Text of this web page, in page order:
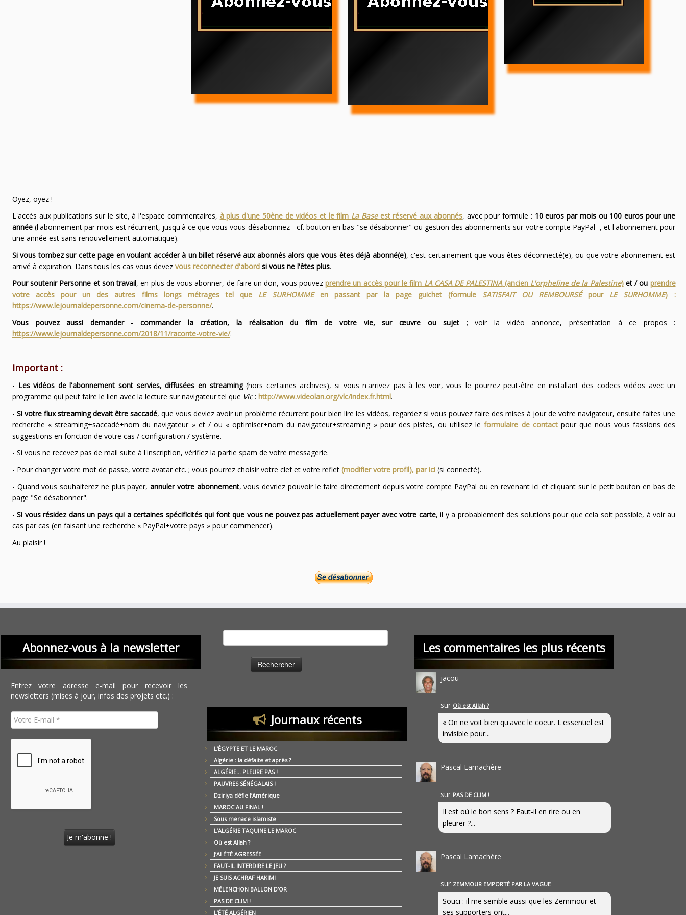
Oyez, oyez !
L'accès aux publications sur le site, à l'espace commentaires, à plus d'une 50ène de vidéos et le film La Baseest réservé aux abonnés, avec pour formule : 10 euros par mois ou 100 euros pour une
année(l'abonnement par mois est récurrent, jusqu'à ce que vous vous désabonniez - cf. bouton en bas "se désabonner" ou gestion des abonnements sur votre compte PayPal -, et l'abonnement pour
une année est sans renouvellement automatique).
Si vous tombez sur cette page en voulant accéder à un billet réservé aux abonnés alors que vous êtes déjà abonné(e), c'est certainement que vous êtes déconnecté(e), ou que votre abonnement est
arrivé à expiration. Dans tous les cas vous devez vous reconnecter d'abordsi vous ne l'êtes plus.
Pour soutenir Personne et son travail, en plus de vous abonner, de faire un don, vous pouvezprendre un accès pour le film LA CASA DE PALESTINA(ancien L'orpheline de la Palestine)et / ou prendre
votre accès pour un des autres films longs métrages tel que LE SURHOMMEen passant par la page guichet (formule SATISFAIT OU REMBOURSÉpour LE SURHOMME) :
https://www.lejournaldepersonne.com/cinema-de-personne/.
Vous pouvez aussi demander - commander la création, la réalisation du film de votre vie, sur œuvre ou sujet ; voir la vidéo annonce, présentation à ce propos :
https://www.lejournaldepersonne.com/2018/11/raconte-votre-vie/.
Important :
- Les vidéos de l'abonnement sont servies, diffusées en streaming(hors certaines archives), si vous n'arrivez pas à les voir, vous le pourrez peut-être en installant des codecs vidéos avec un
programme qui peut faire le lien avec la lecture sur navigateur tel que Vlc: http://www.videolan.org/vlc/index.fr.html.
- Si votre flux streaming devait être saccadé, que vous deviez avoir un problème récurrent pour bien lire les vidéos, regardez si vous pouvez faire des mises à jour de votre navigateur, ensuite faites une
recherche « streaming+saccadé+nom du navigateur » et / ou « optimiser+nom du navigateur+streaming » pour des pistes, ou utilisez leformulaire de contactpour que nous vous fassions des
suggestions en fonction de votre cas / configuration / système.
- Si vous ne recevez pas de mail suite à l'inscription, vérifiez la partie spam de votre messagerie.
- Pour changer votre mot de passe, votre avatar etc. ; vous pourrez choisir votre clef et votre reflet (modifier votre profil), par ici(si connecté).
- Quand vous souhaiterez ne plus payer,annuler votre abonnement, vous devriez pouvoir le faire directement depuis votre compte PayPal ou en revenant ici et cliquant sur le petit bouton en bas de
page "Se désabonner".
-Si vous résidez dans un pays qui a certaines spécificités qui font que vous ne pouvez pas actuellement payer avec votre carte, il y a probablement des solutions pour que cela soit possible, à voir au
cas par cas (en faisant une recherche « PayPal+votre pays » pour commencer).
Au plaisir !
Abonnez-vous à la newsletter
Entrez votre adresse e-mail pour recevoir les
newsletters (mises à jour, infos des projets etc.) :
Journaux récents
L’ÉGYPTE ET LE MAROC
Algérie : la défaite et après ?
ALGÉRIE… PLEURE PAS !
PAUVRES SÉNÉGALAIS !
Dziriya défie l’Amérique
MAROC AU FINAL !
Sous menace islamiste
L’ALGÉRIE TAQUINE LE MAROC
Où est Allah ?
J’AI ÉTÉ AGRESSÉE
FAUT-IL INTERDIRE LE JEU ?
JE SUIS ACHRAF HAKIMI
MÉLENCHON BALLON D’OR
PAS DE CLIM !
L’ÉTÉ ALGÉRIEN
Les commentaires les plus récents
jacou
sur Où est Allah ?
« On ne voit bien qu'avec le coeur. L'essentiel est
invisible pour...
Pascal Lamachère
sur PAS DE CLIM !
Il est où le bon sens ? Faut-il en rire ou en
pleurer ?...
Pascal Lamachère
sur ZEMMOUR EMPORTÉ PAR LA VAGUE
Souci : il me semble aussi que les Zemmour et
ses supporters ont...